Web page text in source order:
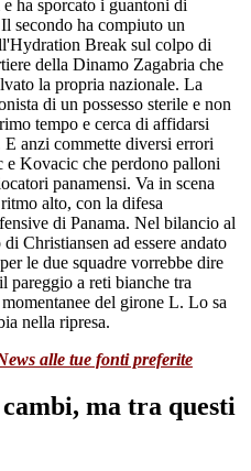
ha sporcato i guantoni di
secondo ha compiuto un
Break sul colpo di
della Dinamo Zagabria che
la propria nazionale. La
di un possesso sterile e non
tempo e cerca di affidarsi
anzi commette diversi errori
Kovacic che perdono palloni
panamensi. Va in scena
alto, con la difesa
di Panama. Nel bilancio al
Christiansen ad essere andato
le due squadre vorrebbe dire
pareggio a reti bianche tra
del girone L. Lo sa
nella ripresa.
alle tue fonti preferite
ma tra questi